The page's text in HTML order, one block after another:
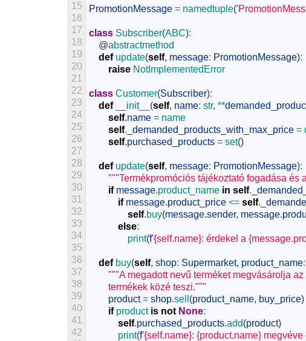
15
16
17
18
19
20
21
22
23
24
25
26
27
28
29
30
31
32
33
34
35
36
37
38
39
40
41
42
PromotionMessage = namedtuple(
class Subscriber(ABC):
@abstractmethod
def update(self, message: PromotionMessage):
raise NotImplementedError
class Customer(Subscriber):
def
__init__ (self, name: str, **
self.name = name
self. _demanded_products_with_max_price =
self.purchased_products = set()
def update(self, message: PromotionMessage):
"""Termékpromóciós tájékoztató fogadása és
if message.product_name in self.
if message.product_price <= self.
self.buy(message.sender, message.
else:
print(f'{self.name}: érdekel a
def buy(self, shop: Supermarket, product_name:
"""A megadott nevű terméket megvásárolja
termékek közé teszi."""
product = shop.sell (product_name, buy_price)
if product is not None:
self.purchased_products.add(product)
print(f'{self.name}: {product.name}